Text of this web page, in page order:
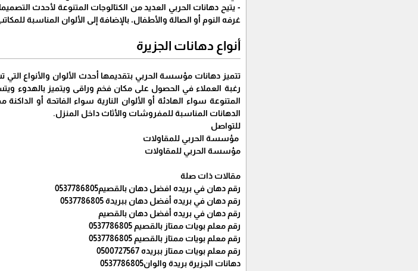
- يتيح دهانات الحربي العديد من الكتالوجات المتنوعة لأحدث
غرفه النوم أو الصالة والأطفال، بالإضافة إلى الألوان المناسبة
أنواع دهانات الجزيرة
تتميز دهانات مؤسسة الحربي بتقديمها أحدث الألوان والأنواع التي
رغبة العملاء في الحصول على مكان فخم وراقى ويتميز بالهدوء
المتنوعة سواء الهادئة أو الألوان النارية سواء الفاتحة أو
الدهانات المناسبة للمفروشات والأثاث داخل المنزل.
للتواصل
مؤسسة الحربي للمقاولات
مؤسسة الحربي للمقاولات
مقالات ذات صلة
رقم دهان في بريده افضل دهان بالقصيم0537786805
رقم دهان في بريده أفضل دهان ببريدة 0537786805
رقم دهان في بريده أفضل دهان بالقصيم
رقم معلم بويات ممتاز بالقصيم 0537786805
رقم معلم بويات ممتاز بالقصيم 0537786805
رقم معلم بويات ممتاز ببريده 0500727567
دهانات الجزيرة بريدة والوان0537786805